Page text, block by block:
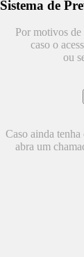
Sistema de
Por motivos de
caso o
ou
Caso ainda tenha
abra um